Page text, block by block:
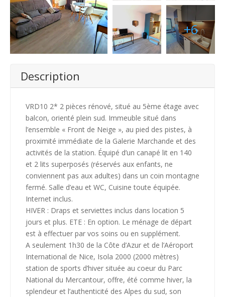
+6
Description
VRD10 2* 2 pièces rénové, situé au 5ème étage avec
balcon, orienté plein sud. Immeuble situé dans
l’ensemble « Front de Neige », au pied des pistes, à
proximité immédiate de la Galerie Marchande et des
activités de la station. Équipé d’un canapé lit en 140
et 2 lits superposés (réservés aux enfants, ne
conviennent pas aux adultes) dans un coin montagne
fermé. Salle d’eau et WC, Cuisine toute équipée.
Internet inclus.
HIVER : Draps et serviettes inclus dans location 5
jours et plus. ETE : En option. Le ménage de départ
est à effectuer par vos soins ou en supplément.
A seulement 1h30 de la Côte d’Azur et de l’Aéroport
International de Nice, Isola 2000 (2000 mètres)
station de sports d’hiver située au coeur du Parc
National du Mercantour, offre, été comme hiver, la
splendeur et l’authenticité des Alpes du sud, son